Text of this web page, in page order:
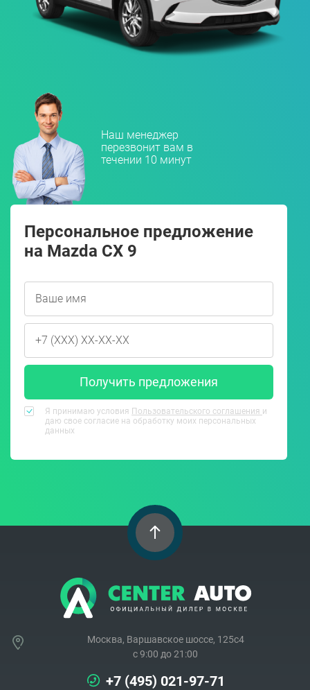
Наш менеджер
перезвонит вам в
течении 10 минут
Персональное предложение
на Mazda CX 9
Получить предложения
Я принимаю условия Пользовательского соглашения и
даю свое согласие на обработку моих персональных
данных
Москва, Варшавское шоссе, 125с4
c 9:00 до 21:00
+7 (495) 021-97-71